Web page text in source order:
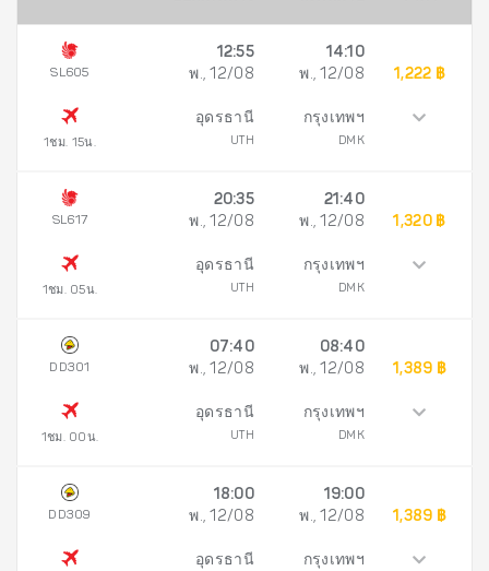
SL605
1ชม. 15น.
12:55
พ., 12/08
อุดรธานี
UTH
14:10
พ., 12/08
กรุงเทพฯ
DMK
1,222 ฿
SL617
1ชม. 05น.
20:35
พ., 12/08
อุดรธานี
UTH
21:40
พ., 12/08
กรุงเทพฯ
DMK
1,320 ฿
DD301
1ชม. 00น.
07:40
พ., 12/08
อุดรธานี
UTH
08:40
พ., 12/08
กรุงเทพฯ
DMK
1,389 ฿
DD309
18:00
พ., 12/08
อุดรธานี
19:00
พ., 12/08
กรุงเทพฯ
1,389 ฿